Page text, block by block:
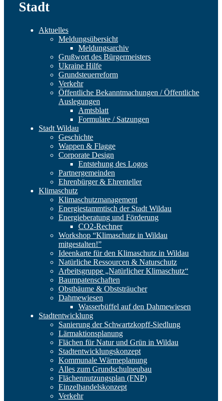
Stadt
Aktuelles
Meldungsübersicht
Meldungsarchiv
Grußwort des Bürgermeisters
Ukraine Hilfe
Grundsteuerreform
Verkehr
Öffentliche Bekanntmachungen / Öffentliche
Auslegungen
Amtsblatt
Formulare / Satzungen
Stadt Wildau
Geschichte
Wappen & Flagge
Corporate Design
Entstehung des Logos
Partnergemeinden
Ehrenbürger & Ehrenteller
Klimaschutz
Klimaschutzmanagement
Energiestammtisch der Stadt Wildau
Energieberatung und Förderung
CO2-Rechner
Workshop “Klimaschutz in Wildau
mitgestalten!”
Ideenkarte für den Klimaschutz in Wildau
Natürliche Ressourcen & Naturschutz
Arbeitsgruppe „Natürlicher Klimaschutz“
Baumpatenschaften
Obstbäume & Obststräucher
Dahmewiesen
Wasserbüffel auf den Dahmewiesen
Stadtentwicklung
Sanierung der Schwartzkopff-Siedlung
Lärmaktionsplanung
Flächen für Natur und Grün in Wildau
Stadtentwicklungskonzept
Kommunale Wärmeplanung
Alles zum Grundschulneubau
Flächennutzungsplan (FNP)
Einzelhandelskonzept
Verkehr